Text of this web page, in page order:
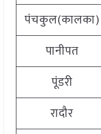
पंचकुल(कालका)
पानीपत
पूंडरी
रादौर